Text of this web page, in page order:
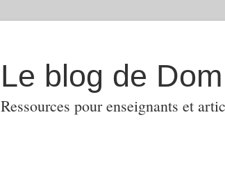
Le blog de Dom
Ressources pour enseignants et